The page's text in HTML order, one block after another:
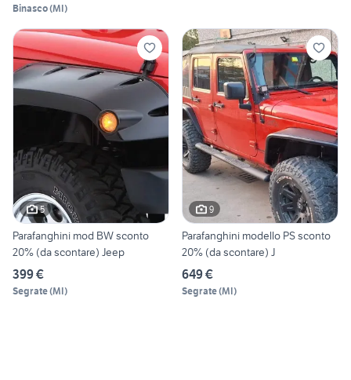
Binasco(MI)
5
Parafanghini mod BW sconto
20% (da scontare) Jeep
399 €
Segrate(MI)
9
Parafanghini modello PS sconto
20% (da scontare) J
649 €
Segrate(MI)